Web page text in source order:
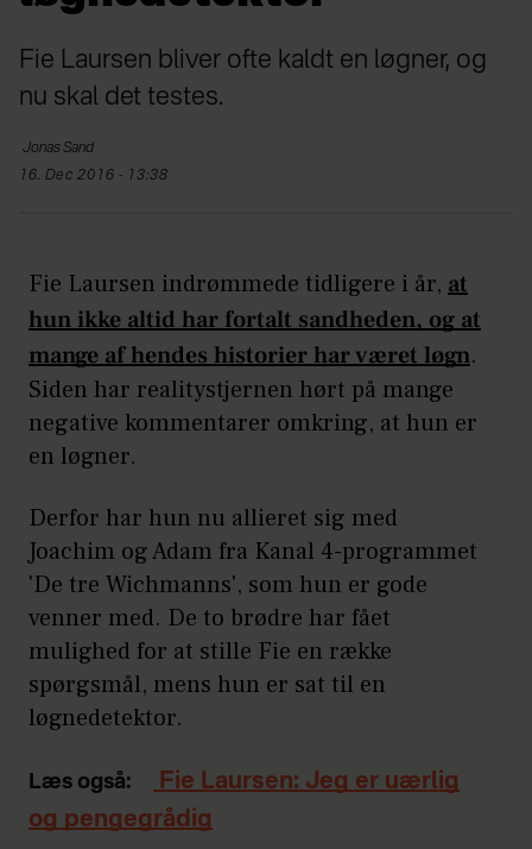
Fie Laursen bliver ofte kaldt en løgner, og
nu skal det testes.
JonasSand
16. Dec 2016 - 13:38
Fie Laursen indrømmede tidligere i år, at
hun ikke altid har fortalt sandheden, og at
mange af hendes historier har været løgn.
Siden har realitystjernen hørt på mange
negative kommentarer omkring, at hun er
en løgner.
Derfor har hun nu allieret sig med
Joachim og Adam fra Kanal 4-programmet
'De tre Wichmanns', som hun er gode
venner med. De to brødre har fået
mulighed for at stille Fie en række
spørgsmål, mens hun er sat til en
løgnedetektor.
Læs også:
Fie Laursen: Jeg er uærlig
og pengegrådig